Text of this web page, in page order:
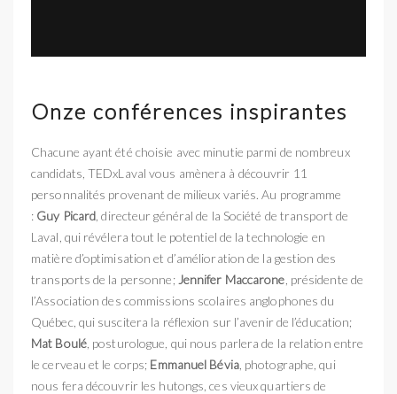
Onze conférences inspirantes
Chacune ayant été choisie avec minutie parmi de nombreux
candidats, TEDxLaval vous amènera à découvrir 11
personnalités provenant de milieux variés. Au programme
: Guy Picard , directeur général de la Société de transport de
Laval, qui révélera tout le potentiel de la technologie en
matière d’optimisation et d’amélioration de la gestion des
transports de la personne; Jennifer Maccarone , présidente de
l’Association des commissions scolaires anglophones du
Québec, qui suscitera la réflexion sur l’avenir de l’éducation;
Mat Boulé, posturologue, qui nous parlera de la relation entre
le cerveau et le corps; Emmanuel Bévia, photographe, qui
nous fera découvrir les hutongs, ces vieux quartiers de